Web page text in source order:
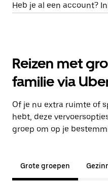
Heb je al een account?
Reizen met
familie via
Of je nu extra ruimte of
hebt, deze
groep om op je
Grote groepen